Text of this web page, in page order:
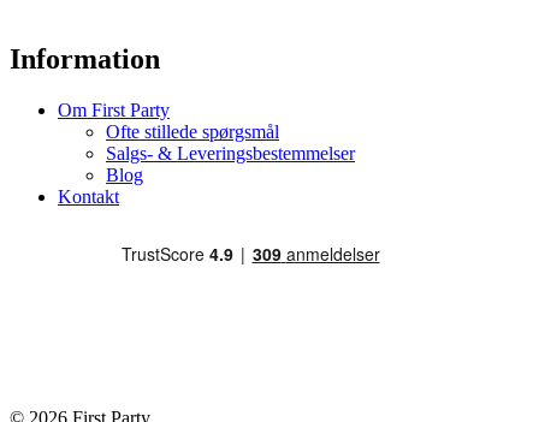
Information
Om First Party
Ofte stillede spørgsmål
Salgs- & Leveringsbestemmelser
Blog
Kontakt
© 2026 First Party